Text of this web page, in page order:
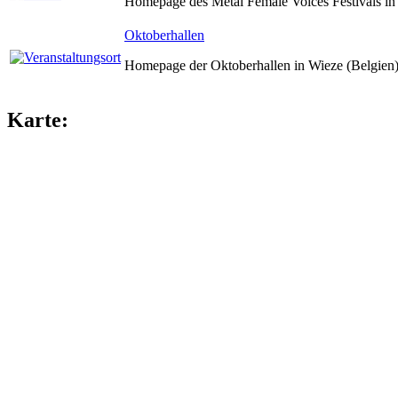
Oktoberhallen
Homepage der Oktoberhallen in Wieze
Karte: